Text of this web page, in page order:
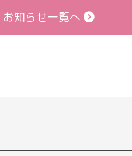
お知らせ一覧へ